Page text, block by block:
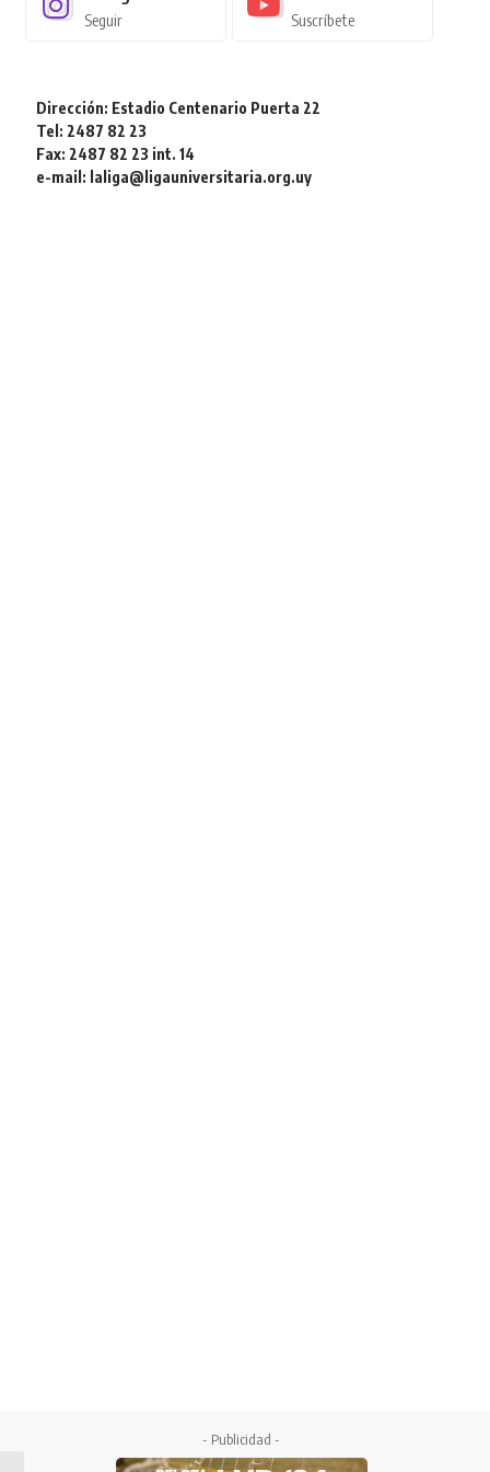
Seguir Suscríbete
Dirección: Estadio Centenario Puerta 22
Tel: 2487 82 23
Fax: 2487 82 23 int. 14
e-mail: laliga@ligauniversitaria.org.uy
- Publicidad -